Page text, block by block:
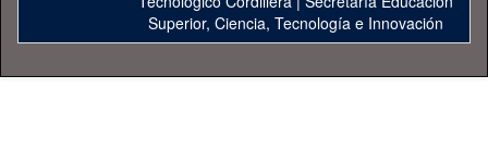
Superior, Ciencia, Tecnología e Innovación